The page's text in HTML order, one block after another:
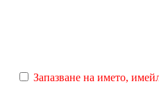
Запазване на името,